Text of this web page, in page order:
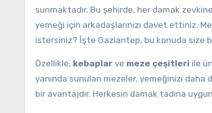
sunmaktadır. Bu şehirde, her damak
yemeği için arkadaşlarınızı davet ettiniz.
istersiniz? İşte Gaziantep, bu konuda size
Özellikle, kebaplar ve meze çeşitleri ile
yanında sunulan mezeler, yemeğinizi
bir avantajdır. Herkesin damak tadına